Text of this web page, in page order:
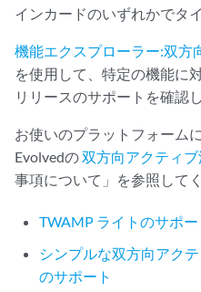
インカードのいずれかでタ
機能エクスプローラー:双方
を使用して、特定の機能に
リリースのサポートを確認し
お使いのプラットフォーム
Evolvedの双方向アクティ
事項について」を参照して
TWAMP ライトのサポー
シンプルな双方向アク
のサポート